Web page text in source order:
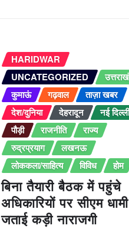
HARIDWAR
UNCATEGORIZED
कुमाऊं
गढ़वाल
ताज़ा खबर
देश/दुनिया
देहरादून
नई दिल्ली
पौड़ी
राजनीति
राज्य
रुद्रप्रयाग
लखनऊ
लोककला/साहित्य
विविध होम
बिना तैयारी बैठक में पहुंचे
अधिकारियों पर सीएम
जताई कड़ी नाराजगी